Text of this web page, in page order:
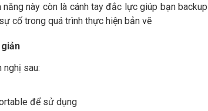
này còn là cánh tay đắc lực giúp bạn backup
cố trong quá trình thực hiện bản vẽ
sau:
để sử dụng